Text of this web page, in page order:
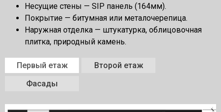
Несущие стены — SIP панель (164мм).
Покрытие — битумная или металочерепица.
Наружная отделка — штукатурка, облицовочная
плитка, природный камень.
Первый етаж
Второй етаж
Фасады